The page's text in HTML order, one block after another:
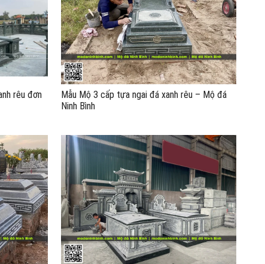
rêu đơn
Mẫu Mộ 3 cấp tựa ngai đá xanh rêu – Mộ đá
Ninh Bình